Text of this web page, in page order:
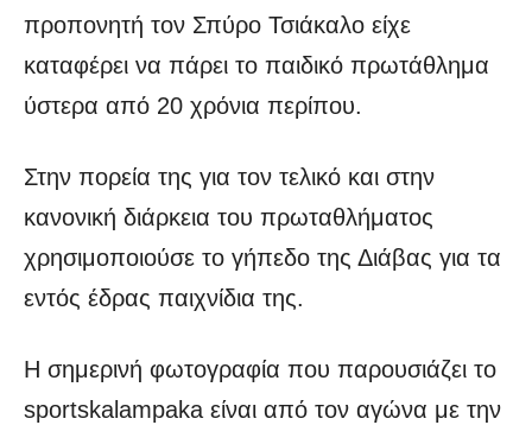
προπονητή τον Σπύρο Τσιάκαλο είχε
καταφέρει να πάρει το παιδικό πρωτάθλημα
ύστερα από 20 χρόνια περίπου.
Στην πορεία της για τον τελικό και στην
κανονική διάρκεια του πρωταθλήματος
χρησιμοποιούσε το γήπεδο της Διάβας για τα
εντός έδρας παιχνίδια της.
Η σημερινή φωτογραφία που παρουσιάζει το
sportskalampaka είναι από τον αγώνα με την